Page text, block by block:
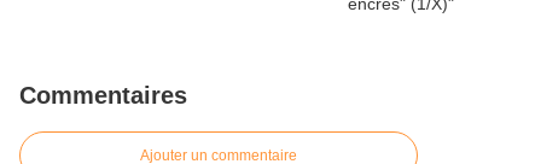
Commentaires
Ajouter un commentaire